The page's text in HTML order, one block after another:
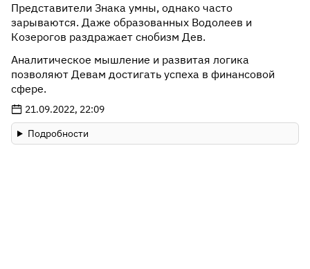
Представители Знака умны, однако часто
зарываются. Даже образованных Водолеев и
Козерогов раздражает снобизм Дев.
Аналитическое мышление и развитая логика
позволяют Девам достигать успеха в финансовой
сфере.
21.09.2022, 22:09
Подробности